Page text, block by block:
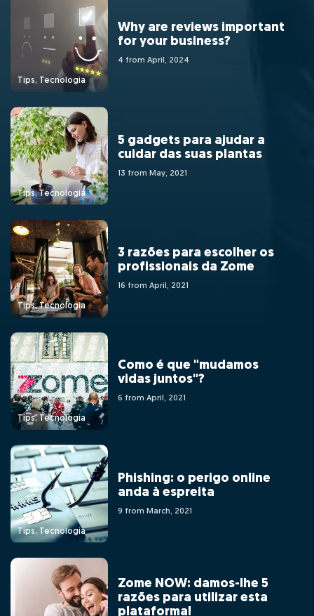
Tips, Tecnologia
Why are reviews important
for your business?
4 from April, 2024
Tips, Tecnologia
5 gadgets para ajudar a
cuidar das suas plantas
13 from May, 2021
Tips, Tecnologia
3 razões para escolher os
profissionais da Zome
16 from April, 2021
Tips, Tecnologia
Como é que "mudamos
vidas juntos"?
6 from April, 2021
Tips, Tecnologia
Phishing: o perigo online
anda à espreita
9 from March, 2021
Zome NOW: damos-lhe 5
razões para utilizar esta
plataforma!